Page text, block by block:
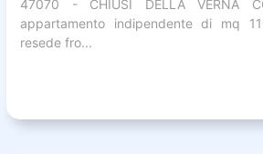
47070 - CHIUSI DELLA VERNA
appartamento indipendente di mq
resede fro...